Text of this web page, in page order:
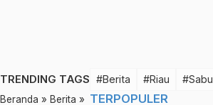
TRENDING TAGS #Berita #Riau #Sabu
Beranda » Berita » TERPOPULER